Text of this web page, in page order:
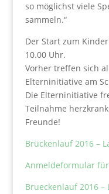
so möglichst viele
sammeln.“
Der Start zum
10.00 Uhr.
Vorher treffen sich
Elterninitiative am
Die Elterninitiative
Teilnahme
Freunde!
Brückenlauf 2016 –
Anmeldeformular
Brueckenlauf 2016 –